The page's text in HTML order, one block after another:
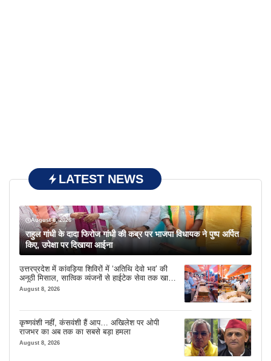
LATEST NEWS
August 8, 2026
राहुल गांधी के दादा फिरोज गांधी की कब्र पर भाजपा विधायक ने पुष्प अर्पित
किए, उपेक्षा पर दिखाया आईना
उत्तरप्रदेश में कांवड़िया शिविरों में ‘अतिथि देवो भव’ की
अनूठी मिसाल, सात्विक व्यंजनों से हाईटेक सेवा तक खास
इंतजाम
August 8, 2026
कृष्णवंशी नहीं, कंसवंशी हैं आप… अखिलेश पर ओपी
राजभर का अब तक का सबसे बड़ा हमला
August 8, 2026